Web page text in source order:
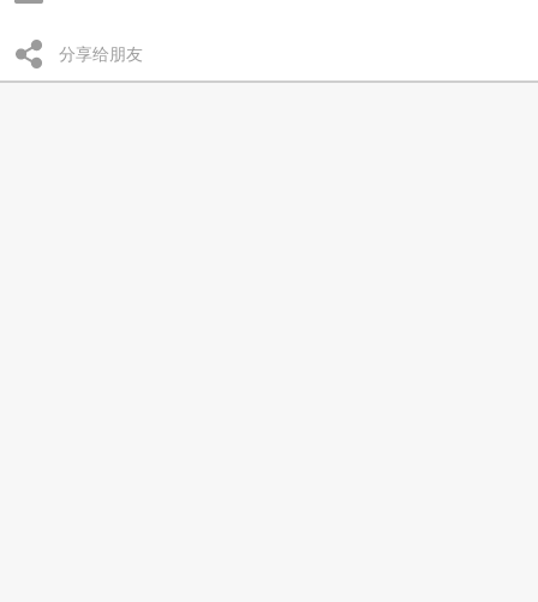
分享给朋友